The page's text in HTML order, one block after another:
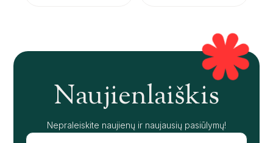
Naujienlaiškis
Nepraleiskite naujienų ir naujausių pasiūlymų!